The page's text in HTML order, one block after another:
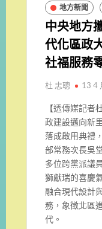
地方新聞
中央地方
代化區政
社福服務
杜 忠聰 13 4
【透傳媒記者
政建設邁向新
落成啟用典禮
部常務次長吳
多位跨黨派議
獅獻瑞的喜慶
融合現代設計
務，象徵北區
代。